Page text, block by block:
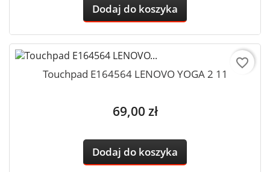
Dodaj do koszyka
Touchpad E164564 LENOVO YOGA 2 11
Cena
69,00 zł
Dodaj do koszyka
favorite_border